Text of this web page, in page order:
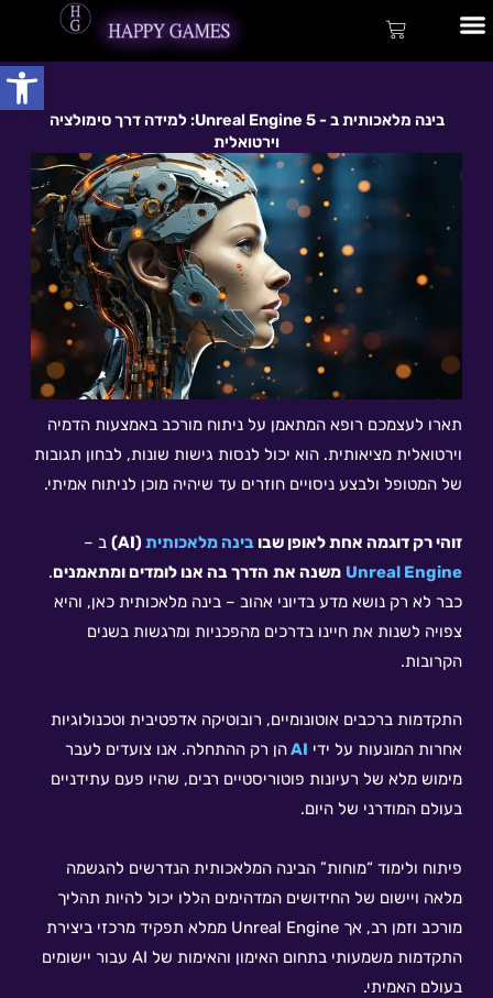
לתוכן
דילוג
עגלת
בינה מלאכותית ב - 5 Unreal Engine: למידה דרך סימולציה
וירטואלית
תארו לעצמכם רופא המתאמן על ניתוח מורכב באמצעות הדמיה
וירטואלית מציאותית. הוא יכול לנסות גישות שונות, לבחון תגובות
של המטופל ולבצע ניסויים חוזרים עד שיהיה מוכן לניתוח אמיתי.
זוהי רק דוגמה אחת לאופן שבו בינה מלאכותית(AI)
ב –
Unreal Engine משנה את הדרך בה אנו לומדים ומתאמנים.
כבר לא רק נושא מדע בדיוני אהוב – בינה מלאכותית כאן, והיא
צפויה לשנות את חיינו בדרכים מהפכניות ומרגשות בשנים
הקרובות.
התקדמות ברכבים אוטונומיים, רובוטיקה אדפטיבית וטכנולוגיות
אחרות המונעות על ידי AIהן רק ההתחלה. אנו צועדים לעבר
מימוש מלא של רעיונות פוטוריסטיים רבים, שהיו פעם עתידניים
בעולם המודרני של היום.
פיתוח ולימוד “מוחות” הבינה המלאכותית הנדרשים להגשמה
מלאה ויישום של החידושים המדהימים הללו יכול להיות תהליך
מורכב וזמן רב, אך Unreal Engine ממלא תפקיד מרכזי ביצירת
התקדמות משמעותי בתחום האימון והאימות של AI עבור יישומים
בעולם האמיתי.